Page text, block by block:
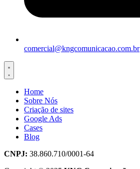
comercial@kngcomunicacao.com.br
Home
Sobre Nós
Criação de sites
Google Ads
Cases
Blog
CNPJ: 38.860.710/0001-64